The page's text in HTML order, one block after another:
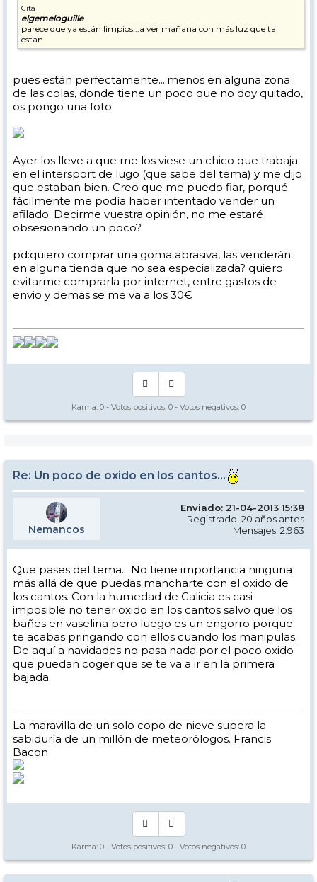
Cita
elgemeloguille
parece que ya están limpios...a ver mañana con más luz que tal
estan
pues están perfectamente....menos en alguna zona
de las colas, donde tiene un poco que no doy quitado,
os pongo una foto.
Ayer los lleve a que me los viese un chico que trabaja
en el intersport de lugo (que sabe del tema) y me dijo
que estaban bien. Creo que me puedo fiar, porqué
fácilmente me podía haber intentado vender un
afilado. Decirme vuestra opinión, no me estaré
obsesionando un poco?
pd:quiero comprar una goma abrasiva, las venderán
en alguna tienda que no sea especializada? quiero
evitarme comprarla por internet, entre gastos de
envio y demas se me va a los 30€
Karma: 0 - Votos positivos: 0 - Votos negativos: 0
Re: Un poco de oxido en los cantos...
Nemancos
Enviado: 21-04-2013 15:38
Registrado: 20 años antes
Mensajes: 2.963
Que pases del tema... No tiene importancia ninguna
más allá de que puedas mancharte con el oxido de
los cantos. Con la humedad de Galicia es casi
imposible no tener oxido en los cantos salvo que los
bañes en vaselina pero luego es un engorro porque
te acabas pringando con ellos cuando los manipulas.
De aquí a navidades no pasa nada por el poco oxido
que puedan coger que se te va a ir en la primera
bajada.
La maravilla de un solo copo de nieve supera la
sabiduría de un millón de meteorólogos. Francis
Bacon
Karma: 0 - Votos positivos: 0 - Votos negativos: 0